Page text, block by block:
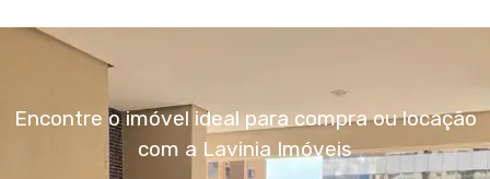
Encontre o imóvel ideal para compra ou locação
com a Lavinia Imóveis